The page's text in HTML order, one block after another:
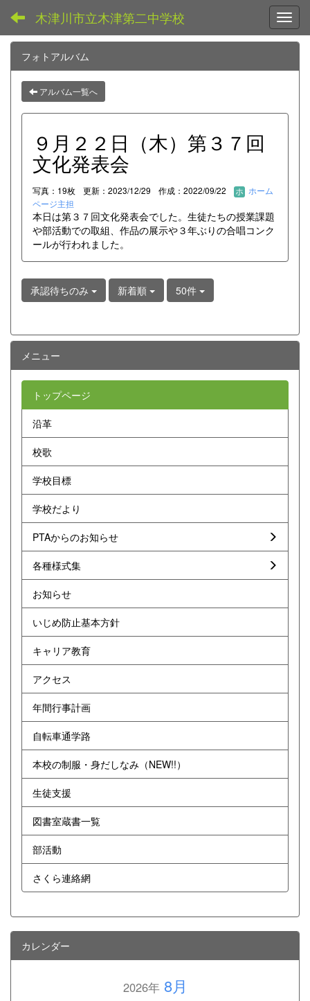
木津川市立木津第二中学校
フォトアルバム
アルバム一覧へ
９月２２日（木）第３７回
文化発表会
写真：19枚 更新：2023/12/29 作成：2022/09/22
ホーム
ページ主担
本日は第３７回文化発表会でした。生徒たちの授業課題
や部活動での取組、作品の展示や３年ぶりの合唱コンク
ールが行われました。
承認待ちのみ 新着順 50件
メニュー
トップページ
沿革
校歌
学校目標
学校だより
PTAからのお知らせ
各種様式集
お知らせ
いじめ防止基本方針
キャリア教育
アクセス
年間行事計画
自転車通学路
本校の制服・身だしなみ（NEW!!）
生徒支援
図書室蔵書一覧
部活動
さくら連絡網
カレンダー
2026年8月